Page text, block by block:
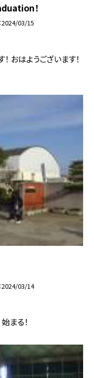
！
2024/03/15
おはようございます！
2024/03/14
まる！